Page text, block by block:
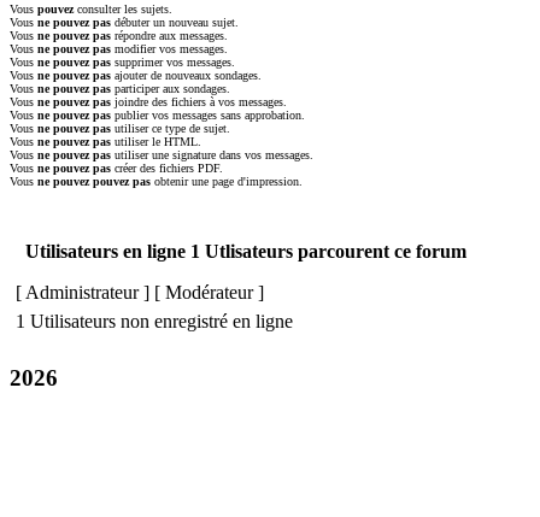
Vous pouvezconsulter les sujets.
Vous ne pouvez pas débuter un nouveau sujet.
Vous ne pouvez pas répondre aux messages.
Vous ne pouvez pas modifier vos messages.
Vous ne pouvez pas supprimer vos messages.
Vous ne pouvez pas ajouter de nouveaux sondages.
Vous ne pouvez pas participer aux sondages.
Vous ne pouvez pas joindre des fichiers à vos messages.
Vous ne pouvez pas publier vos messages sans approbation.
Vous ne pouvez pas utiliser ce type de sujet.
Vous ne pouvez pas utiliser le HTML.
Vous ne pouvez pas utiliser une signature dans vos messages.
Vous ne pouvez pas créer des fichiers PDF.
Vous ne pouvez pouvez pas obtenir une page d'impression.
Utilisateurs en ligne 1 Utlisateurs parcourent ce forum
[ Administrateur] [ Modérateur]
1 Utilisateurs non enregistré en ligne
2026